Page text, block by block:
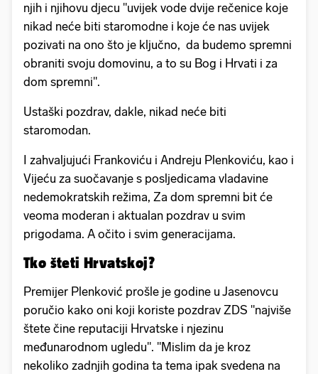
njih i njihovu djecu "uvijek vode dvije rečenice koje
nikad neće biti staromodne i koje će nas uvijek
pozivati na ono što je ključno, da budemo spremni
obraniti svoju domovinu, a to su Bog i Hrvati i za
dom spremni".
Ustaški pozdrav, dakle, nikad neće biti
staromodan.
I zahvaljujući Frankoviću i Andreju Plenkoviću, kao i
Vijeću za suočavanje s posljedicama vladavine
nedemokratskih režima, Za dom spremni bit će
veoma moderan i aktualan pozdrav u svim
prigodama. A očito i svim generacijama.
Tko šteti Hrvatskoj?
Premijer Plenković prošle je godine u Jasenovcu
poručio kako oni koji koriste pozdrav ZDS "najviše
štete čine reputaciji Hrvatske i njezinu
međunarodnom ugledu". "Mislim da je kroz
nekoliko zadnjih godina ta tema ipak svedena na